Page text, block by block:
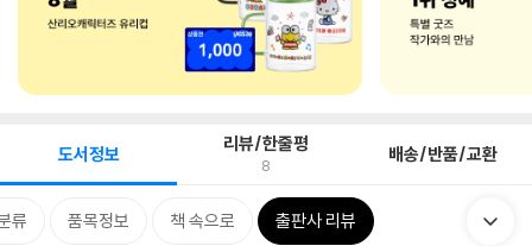
도서정보 리뷰/한줄평
8 배송/반품/교환
류 품목정보 책 속으로 출판사 리뷰